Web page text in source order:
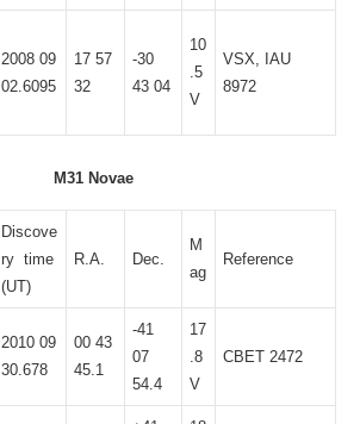
2008 09
02.6095
17 57
32
-30
43 04
10
.5
V
VSX, IAU
8972
M31 Novae
Discove
ry time
(UT)
R.A. Dec.
M
ag
Reference
2010 09
30.678
00 43
45.1
-41
07
54.4
17
.8
V
CBET 2472